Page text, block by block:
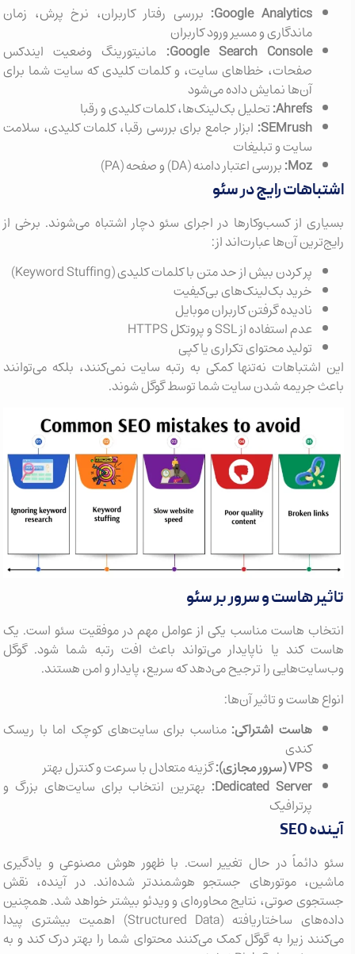
Google Analytics:بررسی رفتار کاربران، نرخ پرش، زمان
ماندگاری و مسیر ورود کاربران
Google Search Console:مانیتورینگ وضعیت ایندکس
صفحات، خطاهای سایت، و کلمات کلیدی که سایت شما برای
آن‌ها نمایش داده می‌شود
Ahrefs:تحلیل بک‌لینک‌ها، کلمات کلیدی و رقبا
SEMrush:ابزار جامع برای بررسی رقبا، کلمات کلیدی، سلامت
سایت و تبلیغات
Moz:بررسی اعتبار دامنه (DA) و صفحه (PA)
اشتباهات رایج در سئو
بسیاری از کسب‌وکارها در اجرای سئو دچار اشتباه می‌شوند. برخی از
رایج‌ترین آن‌ها عبارت‌اند از:
پر کردن بیش از حد متن با کلمات کلیدی (Keyword Stuffing)
خرید بک‌لینک‌های بی‌کیفیت
نادیده گرفتن کاربران موبایل
عدم استفاده از SSL و پروتکل HTTPS
تولید محتوای تکراری یا کپی
این اشتباهات نه‌تنها کمکی به رتبه سایت نمی‌کنند، بلکه می‌توانند
باعث جریمه شدن سایت شما توسط گوگل شوند.
تاثیر هاست و سرور بر سئو
انتخاب هاست مناسب یکی از عوامل مهم در موفقیت سئو است. یک
هاست کند یا ناپایدار می‌تواند باعث افت رتبه شما شود. گوگل
وب‌سایت‌هایی را ترجیح می‌دهد که سریع، پایدار و امن هستند.
انواع هاست و تاثیر آن‌ها:
هاست اشتراکی:مناسب برای سایت‌های کوچک اما با ریسک
کندی
VPS (سرور مجازی):
گزینه متعادل با سرعت و کنترل بهتر
Dedicated Server:بهترین انتخاب برای سایت‌های بزرگ و
پرترافیک
آینده SEO
سئو دائماً در حال تغییر است. با ظهور هوش مصنوعی و یادگیری
ماشین، موتورهای جستجو هوشمندتر شده‌اند. در آینده، نقش
جستجوی صوتی، نتایج محاوره‌ای و ویدئو بیشتر خواهد شد. همچنین
داده‌های ساختاریافته (Structured Data) اهمیت بیشتری پیدا
می‌کنند زیرا به گوگل کمک می‌کنند محتوای شما را بهتر درک کند و به